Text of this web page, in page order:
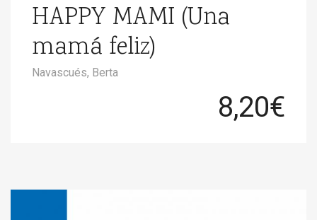
HAPPY MAMI (Una
mamá feliz)
Navascués, Berta
8,20€